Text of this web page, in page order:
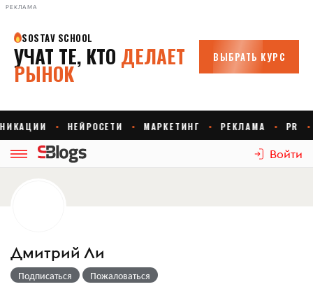
РЕКЛАМА
Войти
Дмитрий Ли
Подписаться Пожаловаться